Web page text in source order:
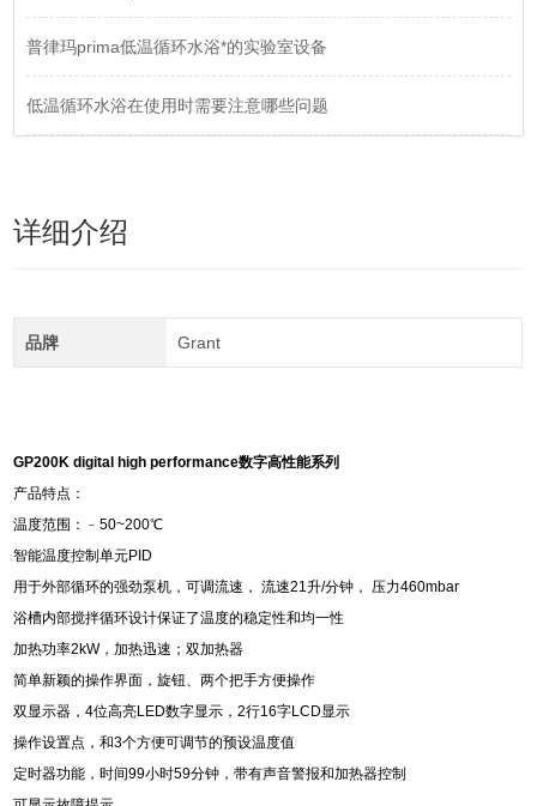
普律玛prima低温循环水浴*的实验室设备
低温循环水浴在使用时需要注意哪些问题
详细介绍
品牌 Grant
GP200K digital high performance数字高性能系列
产品特点：
温度范围：﹣50~200℃
智能温度控制单元PID
用于外部循环的强劲泵机，可调流速， 流速21升/分钟， 压力460mbar
浴槽内部搅拌循环设计保证了温度的稳定性和均一性
加热功率2kW，加热迅速；双加热器
简单新颖的操作界面，旋钮、两个把手方便操作
双显示器，4位高亮LED数字显示，2行16字LCD显示
操作设置点，和3个方便可调节的预设温度值
定时器功能，时间99小时59分钟，带有声音警报和加热器控制